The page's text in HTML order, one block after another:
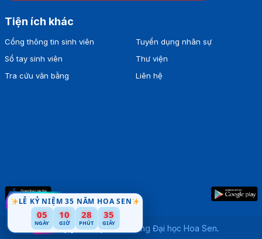
LỄ KỶ NIỆM 35 NĂM HOA SEN
05
NGÀY
10
GIỜ
28
PHÚT
34
GIÂY
Tiện ích khác
Cổng thông tin sinh viên
Sổ tay sinh viên
Tra cứu văn bằng
Tuyển dụng nhân sự
Thư viện
Liên hệ
Bản quyền thuộc về Trường Đại học Hoa Sen.